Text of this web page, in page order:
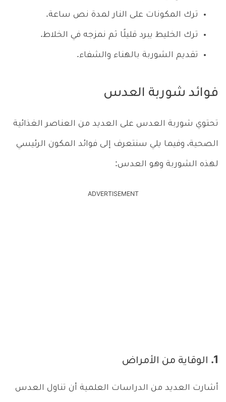
ترك المكونات على النار لمدة نص ساعة.
ترك الخليط يبرد قليلًا ثم نمزجه في الخلاط.
تقديم الشوربة بالهناء والشفاء.
فوائد شوربة العدس
تحتوي شوربة العدس على العديد من العناصر الغذائية
الصحية، وفيما يلي سنتعرف إلى فوائد المكون الرئيسي
لهذه الشوربة وهو العدس:
ADVERTISEMENT
1. الوقاية من الأمراض
أشارت العديد من الدراسات العلمية أن تناول العدس